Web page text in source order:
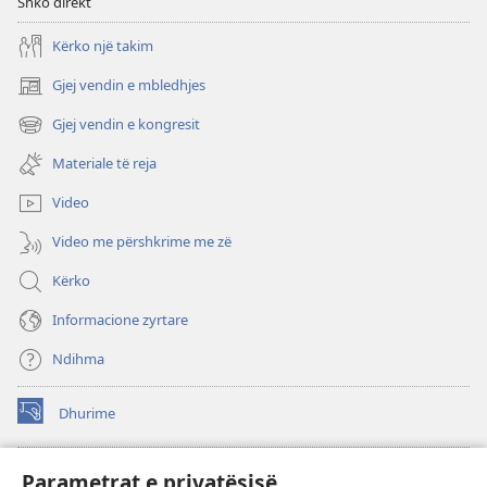
Kërko një takim
Gjej vendin e mbledhjes
(hap
dritare
të
re)
Gjej vendin e kongresit
(hap
dritare
të
re)
Materiale të reja
Video
Video me përshkrime me zë
Kërko
Informacione zyrtare
Ndihma
Dhurime
(hap
dritare
BIBLIOTEKA ONLINE Watchtower